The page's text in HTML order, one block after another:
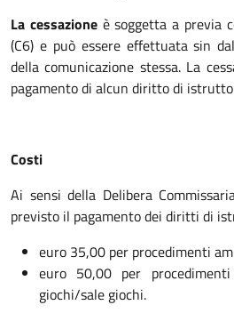
La cessazioneè soggetta a previa
(C6) e può essere effettuata sin
della comunicazione stessa. La
pagamento di alcun diritto di
Costi
Ai sensi della Delibera
previsto il pagamento dei diritti di
euro 35,00 per procedimenti
euro 50,00 per
giochi/sale giochi.